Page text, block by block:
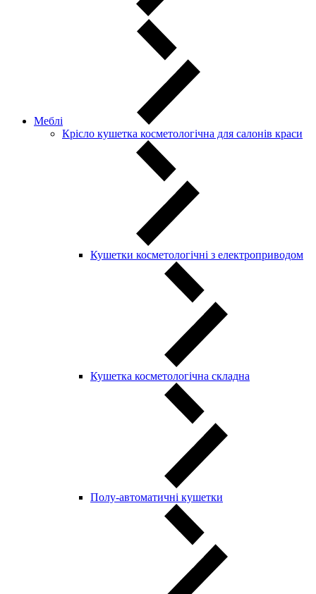
Меблі
Крісло кушетка косметологічна для салонів краси
Кушетки косметологічні з електроприводом
Кушетка косметологічна складна
Полу-автоматичні кушетки